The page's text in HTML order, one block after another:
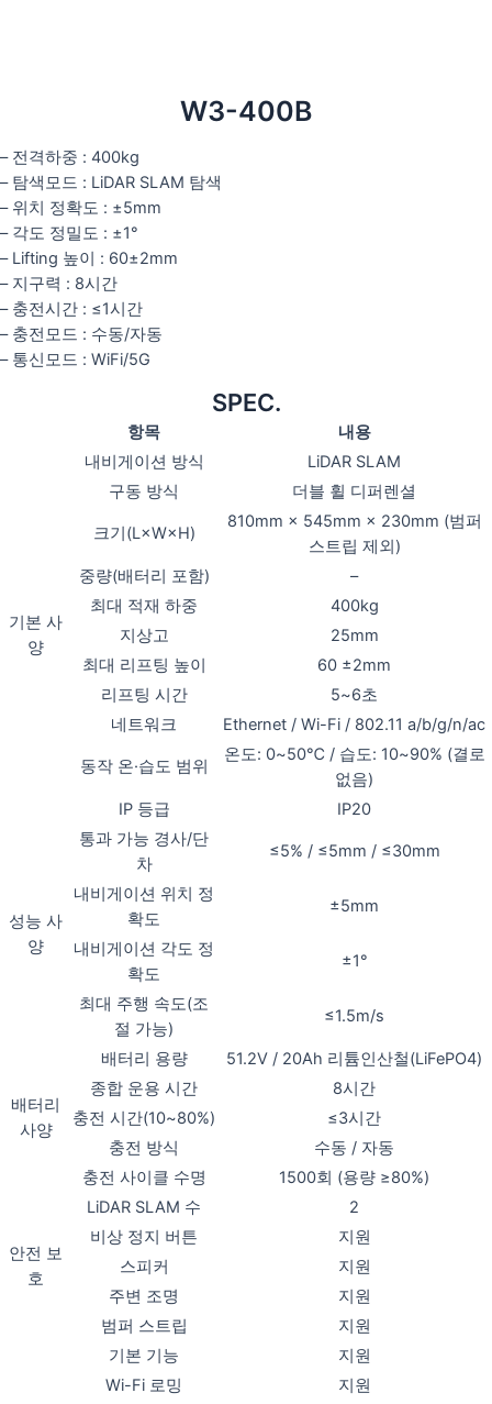
W3-400B
– 전격하중 : 400kg
– 탐색모드 : LiDAR SLAM 탐색
– 위치 정확도 : ±5mm
– 각도 정밀도 : ±1°
– Lifting 높이 : 60±2mm
– 지구력 : 8시간
– 충전시간 : ≤1시간
– 충전모드 : 수동/자동
– 통신모드 : WiFi/5G
SPEC.
항목 내용
기본 사
양
내비게이션 방식
LiDAR SLAM
구동 방식
더블 휠 디퍼렌셜
크기(L×W×H)
810mm × 545mm × 230mm (범퍼
스트립 제외)
중량(배터리 포함)
–
최대 적재 하중
400kg
지상고
25mm
최대 리프팅 높이
60 ±2mm
리프팅 시간
5~6초
네트워크
Ethernet / Wi-Fi / 802.11 a/b/g/n/ac
동작 온·습도 범위
온도: 0~50℃ / 습도: 10~90% (결로
없음)
IP 등급
IP20
성능 사
양
통과 가능 경사/단
차
≤5% / ≤5mm / ≤30mm
내비게이션 위치 정
확도
±5mm
내비게이션 각도 정
확도
±1°
최대 주행 속도(조
절 가능)
≤1.5m/s
배터리
사양
배터리 용량
51.2V / 20Ah 리튬인산철(LiFePO4)
종합 운용 시간
8시간
충전 시간(10~80%)
≤3시간
충전 방식
수동 / 자동
충전 사이클 수명
1500회 (용량 ≥80%)
안전 보
호
LiDAR SLAM 수
2
비상 정지 버튼
지원
스피커
지원
주변 조명
지원
범퍼 스트립
지원
기본 기능
지원
Wi-Fi 로밍
지원